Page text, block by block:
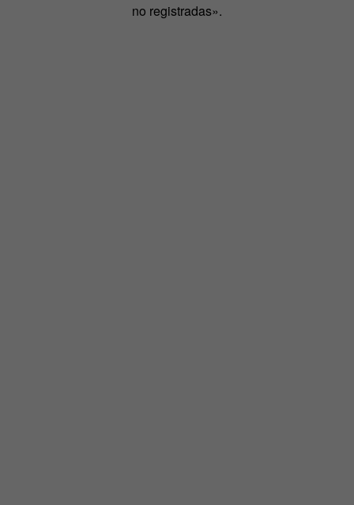
no registradas».